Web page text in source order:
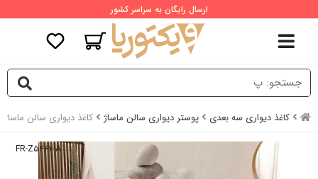
ارسال رایگان به سراسر کشور
کاغذ دیواری سه بعدی پوستر دیواری سالن ماساژ کاغذ دیواری سالن
FR-Z۵۴۶۷-A